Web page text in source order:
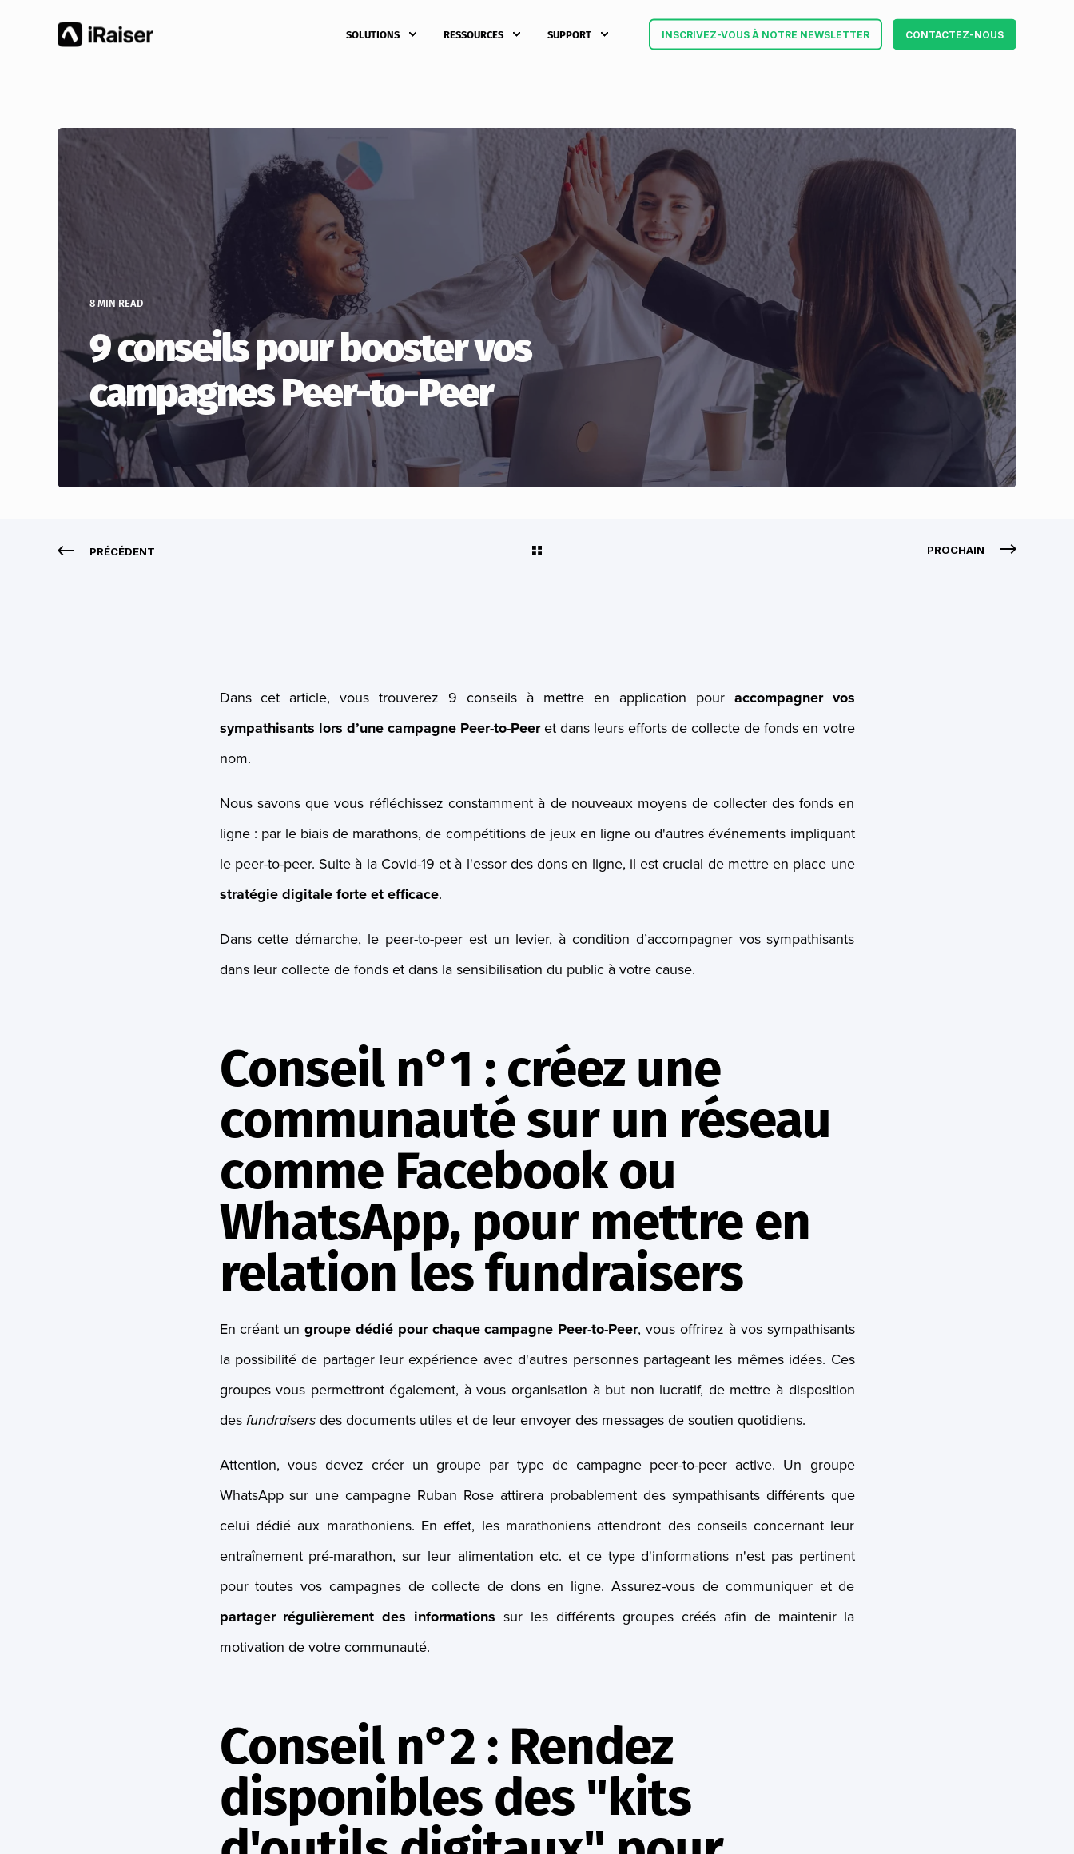
SOLUTIONS RESSOURCES SUPPORT INSCRIVEZ-VOUS À NOTRE NEWSLETTER CONTACTEZ-NOUS
8 MIN READ
9 conseils pour booster vos
campagnes Peer-to-Peer
PRÉCÉDENT PROCHAIN
Dans cet article, vous trouverez 9 conseils à mettre en application pour accompagner vos
sympathisants lors d’une campagne Peer-to-Peeret dans leurs efforts de collecte de fonds en votre
nom.
Nous savons que vous réfléchissez constamment à de nouveaux moyens de collecter des fonds en
ligne : par le biais de marathons, de compétitions de jeux en ligne ou d'autres événements impliquant
le peer-to-peer. Suite à la Covid-19 et à l'essor des dons en ligne, il est crucial de mettre en place une
stratégie digitale forte et efficace.
Dans cette démarche, le peer-to-peer est un levier, à condition d’accompagner vos sympathisants
dans leur collecte de fonds et dans la sensibilisation du public à votre cause.
Conseil n°1 : créez une
communauté sur un réseau
comme Facebook ou
WhatsApp, pour mettre en
relation les fundraisers
En créant ungroupe dédié pour chaque campagne Peer-to-Peer, vous offrirez à vos sympathisants
la possibilité de partager leur expérience avec d'autres personnes partageant les mêmes idées. Ces
groupes vous permettront également, à vous organisation à but non lucratif, de mettre à disposition
desfundraisersdes documents utiles et de leur envoyer des messages de soutien quotidiens.
Attention, vous devez créer un groupe par type de campagne peer-to-peer active. Un groupe
WhatsApp sur une campagne Ruban Rose attirera probablement des sympathisants différents que
celui dédié aux marathoniens. En effet, les marathoniens attendront des conseils concernant leur
entraînement pré-marathon, sur leur alimentation etc. et ce type d'informations n'est pas pertinent
pour toutes vos campagnes de collecte de dons en ligne. Assurez-vous de communiquer et de
partager régulièrement des informations sur les différents groupes créés afin de maintenir la
motivation de votre communauté.
Conseil n°2 : Rendez
disponibles des "kits